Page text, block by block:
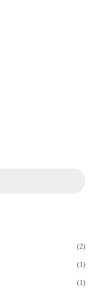
(2)
(1)
(1)